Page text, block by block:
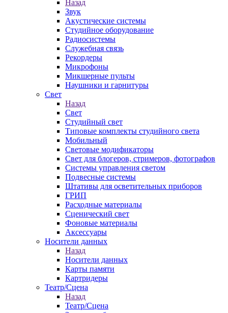
Назад
Звук
Акустические системы
Студийное оборудование
Радиосистемы
Служебная связь
Рекордеры
Микрофоны
Микшерные пульты
Наушники и гарнитуры
Свет
Назад
Свет
Студийный свет
Типовые комплекты студийного света
Мобильный
Световые модификаторы
Свет для блогеров, стримеров, фотографов
Системы управления светом
Подвесные системы
Штативы для осветительных приборов
ГРИП
Расходные материалы
Сценический свет
Фоновые материалы
Аксессуары
Носители данных
Назад
Носители данных
Карты памяти
Картридеры
Театр/Сцена
Назад
Театр/Сцена